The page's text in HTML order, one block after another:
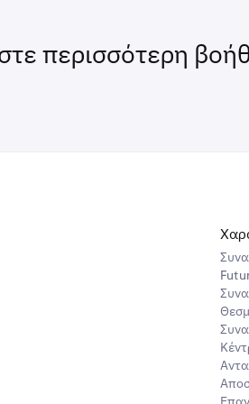
φορές μπορεί να χρειαστούν 30 ή
Bitcoin για να εξορύξουν ένα μόνο
περισσότερη